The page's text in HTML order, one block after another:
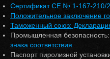
Мини НПЗ
Сертификат CE № 1-167-210/
Положительное заключение
Таможенный союз:
Промышленная безопасность:
знака соответствия
Паспорт пиролизной